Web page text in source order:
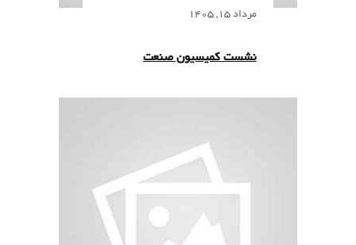
مرداد 15, 1405
نشست کمیسیون صنعت